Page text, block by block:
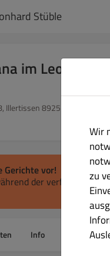
Stüble
im Leonhard
89257, Bayern,
Gerichte vor!
der verfügbaren
Info Allergene
Wir
zu